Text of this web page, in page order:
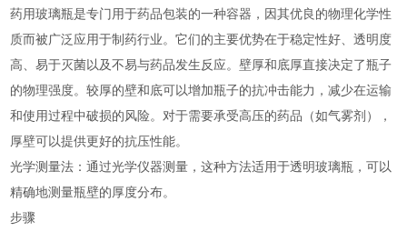
药用玻璃瓶是专门用于药品包装的一种容器，因其优良的物理化学性
质而被广泛应用于制药行业。它们的主要优势在于稳定性好、透明度
高、易于灭菌以及不易与药品发生反应。壁厚和底厚直接决定了瓶子
的物理强度。较厚的壁和底可以增加瓶子的抗冲击能力，减少在运输
和使用过程中破损的风险。对于需要承受高压的药品（如气雾剂），
厚壁可以提供更好的抗压性能。
光学测量法：通过光学仪器测量，这种方法适用于透明玻璃瓶，可以
精确地测量瓶壁的厚度分布。
步骤